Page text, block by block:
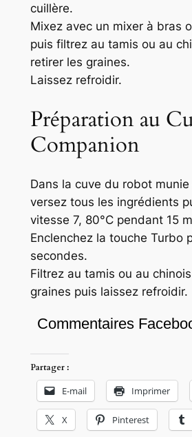
cuillère.
Mixez avec un mixer à bras
puis filtrez au tamis ou au
retirer les graines.
Laissez refroidir.
Préparation au
Companion
Dans la cuve du robot munie
versez tous les ingrédients
vitesse 7, 80°C pendant 15
Enclenchez la touche Turbo
secondes.
Filtrez au tamis ou au
graines puis laissez refroidir.
Commentaires
Partager :
E-mail Imprimer
X Pinterest